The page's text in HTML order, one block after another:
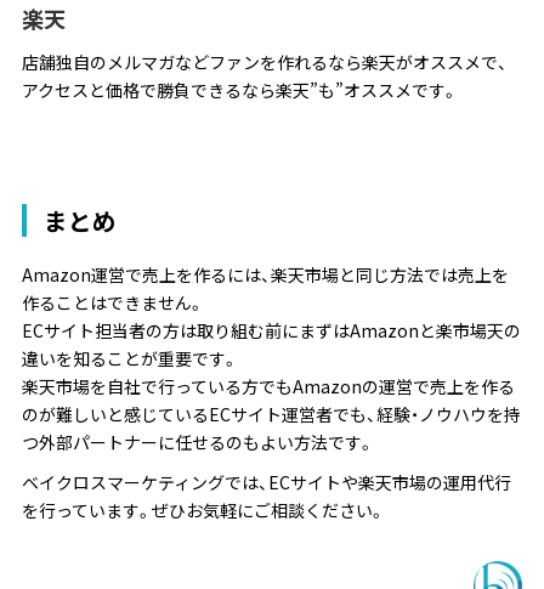
楽天
店舗独自のメルマガなどファンを作れるなら楽天がオススメで、
アクセスと価格で勝負できるなら楽天”も”オススメです。
まとめ
Amazon運営で売上を作るには、楽天市場と同じ方法では売上を
作ることはできません。
ECサイト担当者の方は取り組む前にまずはAmazonと楽市場天の
違いを知ることが重要です。
楽天市場を自社で行っている方でもAmazonの運営で売上を作る
のが難しいと感じているECサイト運営者でも、経験・ノウハウを持
つ外部パートナーに任せるのもよい方法です。
ベイクロスマーケティングでは、ECサイトや楽天市場の運用代行
を行っています。ぜひお気軽にご相談ください。